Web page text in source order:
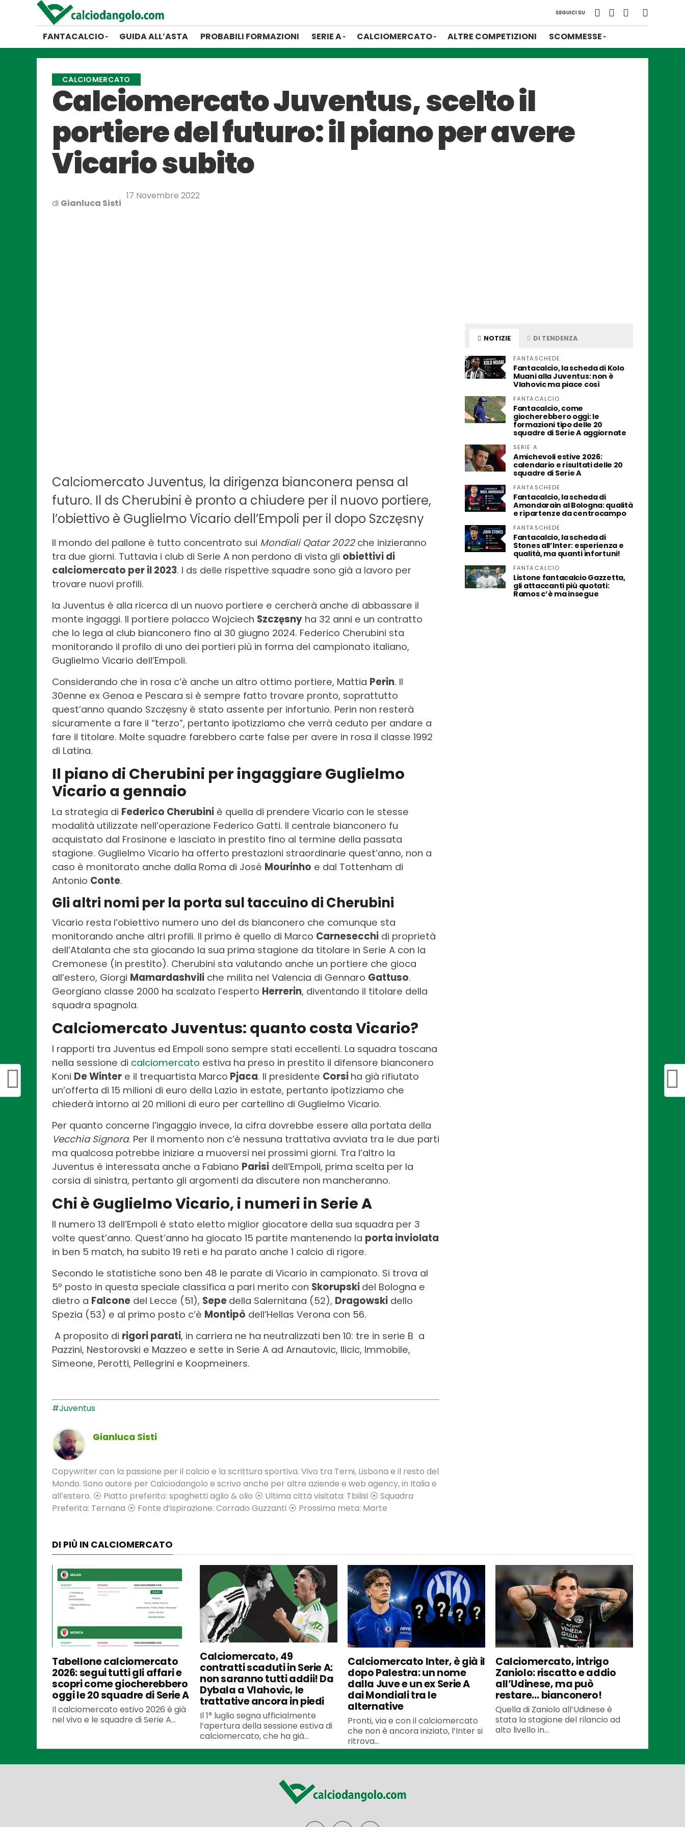
SEGUICI SU
FANTACALCIO GUIDA ALL’ASTA PROBABILI FORMAZIONI SERIE A CALCIOMERCATO ALTRE COMPETIZIONI SCOMMESSE
CALCIOMERCATO
Calciomercato Juventus, scelto il
portiere del futuro: il piano per avere
Vicario subito
di Gianluca Sisti
17 Novembre 2022
Calciomercato Juventus, la dirigenza bianconera pensa al
futuro. Il ds Cherubini è pronto a chiudere per il nuovo portiere,
l’obiettivo è Guglielmo Vicario dell’Empoli per il dopo Szczęsny
Il mondo del pallone è tutto concentrato sui Mondiali Qatar 2022che inizieranno
tra due giorni. Tuttavia i club di Serie A non perdono di vista gli obiettivi di
calciomercato per il 2023. I ds delle rispettive squadre sono già a lavoro per
trovare nuovi profili.
la Juventus è alla ricerca di un nuovo portiere e cercherà anche di abbassare il
monte ingaggi. Il portiere polacco Wojciech Szczęsny ha 32 anni e un contratto
che lo lega al club bianconero fino al 30 giugno 2024. Federico Cherubini sta
monitorando il profilo di uno dei portieri più in forma del campionato italiano,
Guglielmo Vicario dell’Empoli.
Considerando che in rosa c’è anche un altro ottimo portiere, Mattia Perin. Il
30enne ex Genoa e Pescara si è sempre fatto trovare pronto, soprattutto
quest’anno quando Szczęsny è stato assente per infortunio. Perin non resterà
sicuramente a fare il “terzo”, pertanto ipotizziamo che verrà ceduto per andare a
fare il titolare. Molte squadre farebbero carte false per avere in rosa il classe 1992
di Latina.
Il piano di Cherubini per ingaggiare Guglielmo
Vicario a gennaio
La strategia di Federico Cherubini è quella di prendere Vicario con le stesse
modalità utilizzate nell’operazione Federico Gatti. Il centrale bianconero fu
acquistato dal Frosinone e lasciato in prestito fino al termine della passata
stagione. Guglielmo Vicario ha offerto prestazioni straordinarie quest’anno, non a
caso è monitorato anche dalla Roma di José Mourinho e dal Tottenham di
Antonio Conte.
Gli altri nomi per la porta sul taccuino di Cherubini
Vicario resta l’obiettivo numero uno del ds bianconero che comunque sta
monitorando anche altri profili. Il primo è quello di Marco Carnesecchi di proprietà
dell’Atalanta che sta giocando la sua prima stagione da titolare in Serie A con la
Cremonese (in prestito). Cherubini sta valutando anche un portiere che gioca
all’estero, Giorgi Mamardashvili che milita nel Valencia di Gennaro Gattuso.
Georgiano classe 2000 ha scalzato l’esperto Herrerin, diventando il titolare della
squadra spagnola.
Calciomercato Juventus: quanto costa Vicario?
I rapporti tra Juventus ed Empoli sono sempre stati eccellenti. La squadra toscana
nella sessione di calciomercato estiva ha preso in prestito il difensore bianconero
Koni De Winter e il trequartista Marco Pjaca. Il presidente Corsi ha già rifiutato
un’offerta di 15 milioni di euro della Lazio in estate, pertanto ipotizziamo che
chiederà intorno ai 20 milioni di euro per cartellino di Guglielmo Vicario.
Per quanto concerne l’ingaggio invece, la cifra dovrebbe essere alla portata della
Vecchia Signora. Per il momento non c’è nessuna trattativa avviata tra le due parti
ma qualcosa potrebbe iniziare a muoversi nei prossimi giorni. Tra l’altro la
Juventus è interessata anche a Fabiano Parisi dell’Empoli, prima scelta per la
corsia di sinistra, pertanto gli argomenti da discutere non mancheranno.
Chi è Guglielmo Vicario, i numeri in Serie A
Il numero 13 dell’Empoli è stato eletto miglior giocatore della sua squadra per 3
volte quest’anno. Quest’anno ha giocato 15 partite mantenendo la porta inviolata
in ben 5 match, ha subito 19 reti e ha parato anche 1 calcio di rigore.
Secondo le statistiche sono ben 48 le parate di Vicario in campionato. Si trova al
5º posto in questa speciale classifica a pari merito con Skorupski del Bologna e
dietro a Falcone del Lecce (51), Sepe della Salernitana (52), Dragowski dello
Spezia (53) e al primo posto c’è Montipò dell’Hellas Verona con 56.
A proposito di rigori parati, in carriera ne ha neutralizzati ben 10: tre in serie B a
Pazzini, Nestorovski e Mazzeo e sette in Serie A ad Arnautovic, Ilicic, Immobile,
Simeone, Perotti, Pellegrini e Koopmeiners.
#Juventus
Gianluca Sisti
Copywriter con la passione per il calcio e la scrittura sportiva. Vivo tra Terni, Lisbona e il resto del
Mondo. Sono autore per Calciodangolo e scrivo anche per altre aziende e web agency, in Italia e
all’estero. ⦿ Piatto preferito: spaghetti aglio & olio ⦿ Ultima città visitata: Tbilisi ⦿ Squadra
Preferita: Ternana ⦿ Fonte d’ispirazione: Corrado Guzzanti ⦿ Prossima meta: Marte
NOTIZIE DI TENDENZA
FANTASCHEDE
Fantacalcio, la scheda di Kolo
Muani alla Juventus: non è
Vlahovic ma piace così
FANTACALCIO
Fantacalcio, come
giocherebbero oggi: le
formazioni tipo delle 20
squadre di Serie A aggiornate
SERIE A
Amichevoli estive 2026:
calendario e risultati delle 20
squadre di Serie A
FANTASCHEDE
Fantacalcio, la scheda di
Amondarain al Bologna: qualità
e ripartenze da centrocampo
FANTASCHEDE
Fantacalcio, la scheda di
Stones all’Inter: esperienza e
qualità, ma quanti infortuni!
FANTACALCIO
Listone fantacalcio Gazzetta,
gli attaccanti più quotati:
Ramos c’è ma insegue
DI PIÙ IN CALCIOMERCATO
Tabellone calciomercato
2026: segui tutti gli affari e
scopri come giocherebbero
oggi le 20 squadre di Serie A
Il calciomercato estivo 2026 è già
nel vivo e le squadre di Serie A...
Calciomercato, 49
contratti scaduti in Serie A:
non saranno tutti addii! Da
Dybala a Vlahovic, le
trattative ancora in piedi
Il 1° luglio segna ufficialmente
l’apertura della sessione estiva di
calciomercato, che ha già...
Calciomercato Inter, è già il
dopo Palestra: un nome
dalla Juve e un ex Serie A
dai Mondiali tra le
alternative
Pronti, via e con il calciomercato
che non è ancora iniziato, l’Inter si
ritrova...
Calciomercato, intrigo
Zaniolo: riscatto e addio
all’Udinese, ma può
restare… bianconero!
Quella di Zaniolo all’Udinese è
stata la stagione del rilancio ad
alto livello in...